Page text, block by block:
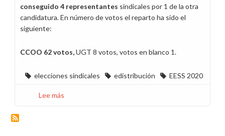
conseguido 4 representantes sindicales por 1 de la otra
candidatura. En número de votos el reparto ha sido el
siguiente:
CCOO 62 votos,UGT 8 votos, votos en blanco 1.
elecciones sindicales edistribución EESS 2020
Lee más